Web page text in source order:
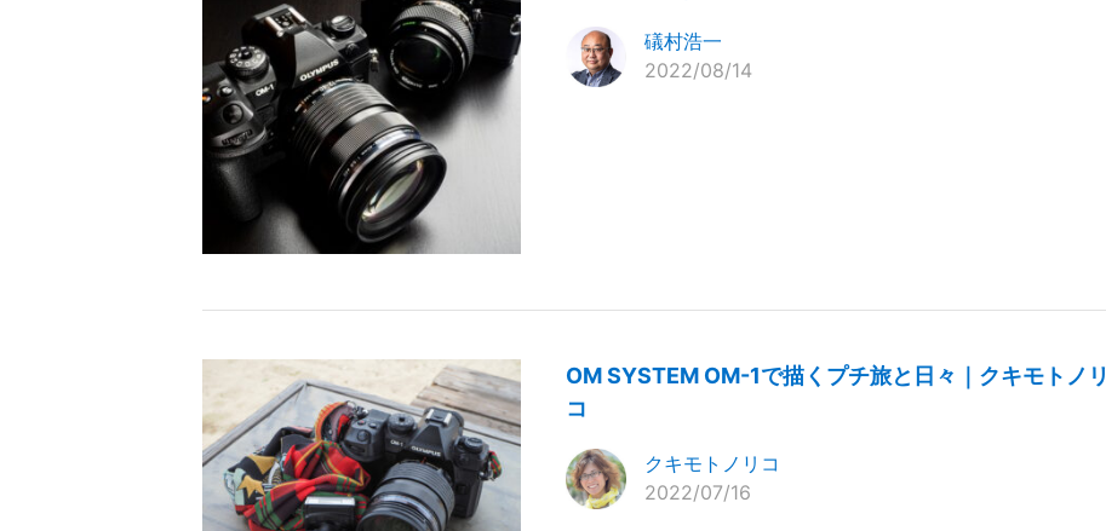
礒村浩一
2022/08/14
OM SYSTEM OM-1で描くプチ旅と日々｜クキモトノリ
コ
クキモトノリコ
2022/07/16